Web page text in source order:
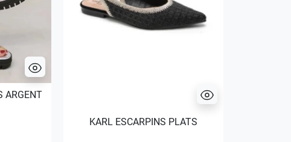
ARGENT
KARL ESCARPINS PLATS